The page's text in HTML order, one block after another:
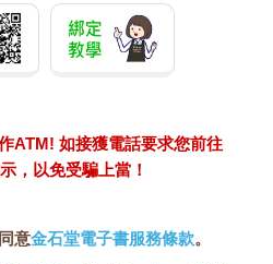
ATM! 如接獲電話要求您前往
，以免受騙上當！
意金石堂電子書服務條款。